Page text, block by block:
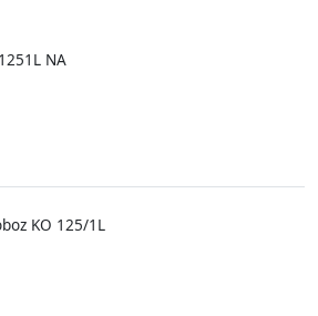
NA
KO 125/1L